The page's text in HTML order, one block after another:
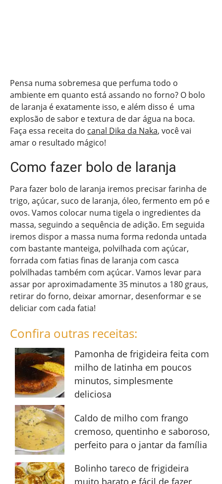
Pensa numa sobremesa que perfuma todo o
ambiente em quanto está assando no forno? O bolo
de laranja é exatamente isso, e além disso é uma
explosão de sabor e textura de dar água na boca.
Faça essa receita do canal Dika da Naka, você vai
amar o resultado mágico!
Como fazer bolo de laranja
Para fazer bolo de laranja iremos precisar farinha de
trigo, açúcar, suco de laranja, óleo, fermento em pó e
ovos. Vamos colocar numa tigela o ingredientes da
massa, seguindo a sequência de adição. Em seguida
iremos dispor a massa numa forma redonda untada
com bastante manteiga, polvilhada com açúcar,
forrada com fatias finas de laranja com casca
polvilhadas também com açúcar. Vamos levar para
assar por aproximadamente 35 minutos a 180 graus,
retirar do forno, deixar amornar, desenformar e se
deliciar com cada fatia!
Confira outras receitas:
Pamonha de frigideira feita com
milho de latinha em poucos
minutos, simplesmente
deliciosa
Caldo de milho com frango
cremoso, quentinho e saboroso,
perfeito para o jantar da família
Bolinho tareco de frigideira
muito barato e fácil de fazer,